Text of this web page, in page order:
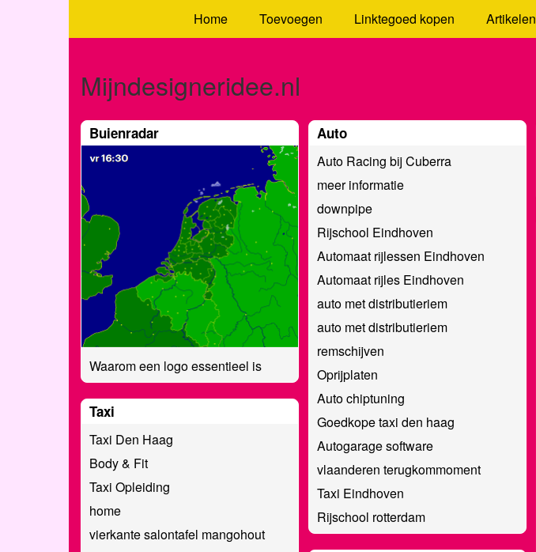
Home Toevoegen Linktegoed kopen Artikelen
Mijndesigneridee.nl
Buienradar
Waarom een logo essentieel is
Taxi
Taxi Den Haag
Body & Fit
Taxi Opleiding
home
vierkante salontafel mangohout
Auto
Auto Racing bij Cuberra
meer informatie
downpipe
Rijschool Eindhoven
Automaat rijlessen Eindhoven
Automaat rijles Eindhoven
auto met distributieriem
auto met distributieriem
remschijven
Oprijplaten
Auto chiptuning
Goedkope taxi den haag
Autogarage software
vlaanderen terugkommoment
Taxi Eindhoven
Rijschool rotterdam